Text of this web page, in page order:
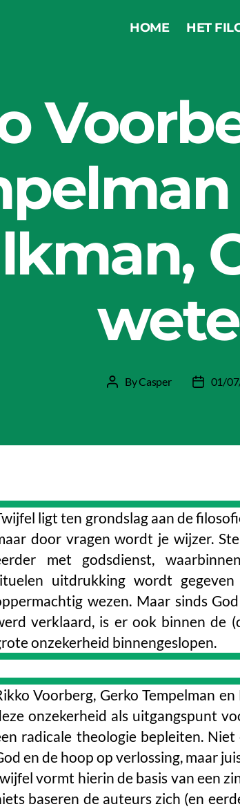
HOME HET
PostByCasper
Post01/
ligt ten grondslag aan de
door vragen wordt je wijzer.
met godsdienst,
uitdrukking wordt
wezen. Maar sinds
verklaard, is er ook binnen de
onzekerheid binnengeslopen.
Voorberg, Gerko Tempelman
onzekerheid als uitgangspunt
radicale theologie bepleiten.
en de hoop op verlossing, maar
vormt hierin de basis van een
baseren de auteurs zich (en